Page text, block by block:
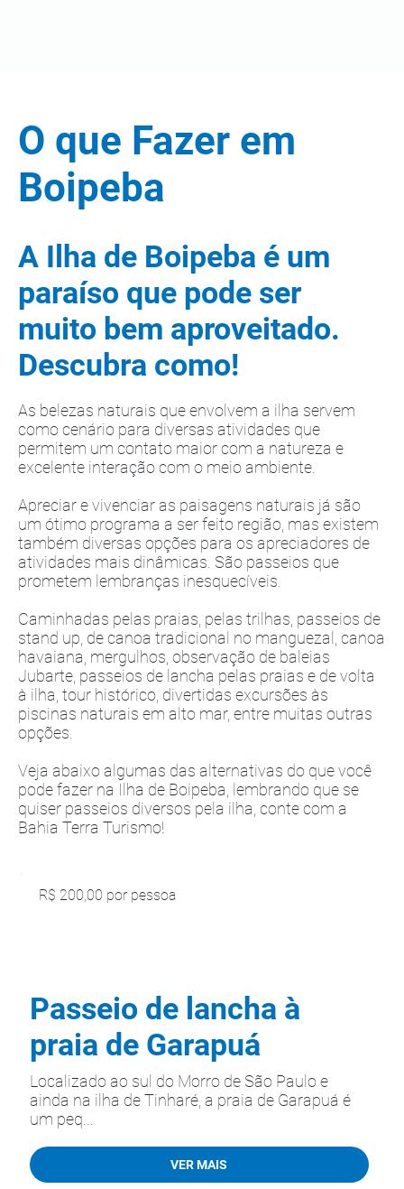
Localizado ao sul do Morro de São Paulo e
ainda na ilha de Tinharé, a praia de Garapuá é
um peq...
Passeio de lancha à
praia de Garapuá
VER MAIS
R$ 200,00 por pessoa
O que Fazer em
Boipeba
As belezas naturais que envolvem a ilha servem
como cenário para diversas atividades que
permitem um contato maior com a natureza e
excelente interação com o meio ambiente.
Apreciar e vivenciar as paisagens naturais já são
um ótimo programa a ser feito região, mas existem
também diversas opções para os apreciadores de
atividades mais dinâmicas. São passeios que
prometem lembranças inesquecíveis.
Caminhadas pelas praias, pelas trilhas, passeios de
stand up, de canoa tradicional no manguezal, canoa
havaiana, mergulhos, observação de baleias
Jubarte, passeios de lancha pelas praias e de volta
à ilha, tour histórico, divertidas excursões às
piscinas naturais em alto mar, entre muitas outras
opções.
Veja abaixo algumas das alternativas do que você
pode fazer na Ilha de Boipeba, lembrando que se
quiser passeios diversos pela ilha, conte com a
Bahia Terra Turismo!
A Ilha de Boipeba é um
paraíso que pode ser
muito bem aproveitado.
Descubra como!